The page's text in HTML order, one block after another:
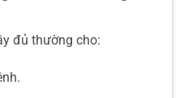
đủ thường cho: